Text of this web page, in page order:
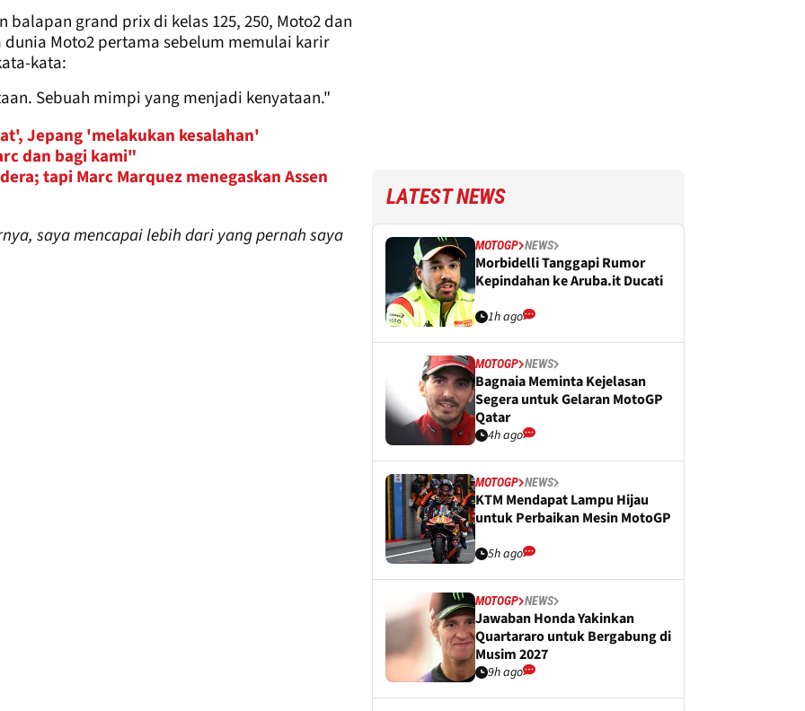
grand prix di kelas 125, 250, Moto2 dan
Moto2 pertama sebelum memulai karir
kata:
Sebuah mimpi yang menjadi kenyataan."
Jepang 'melakukan kesalahan'
dan bagi kami"
tapi Marc Marquez menegaskan Assen
saya mencapai lebih dari yang pernah saya
LATEST NEWS
MOTOGP NEWS
Morbidelli Tanggapi Rumor
Kepindahan ke Aruba.it Ducati
1h ago
MOTOGP NEWS
Bagnaia Meminta Kejelasan
Segera untuk Gelaran MotoGP
Qatar
4h ago
MOTOGP NEWS
KTM Mendapat Lampu Hijau
untuk Perbaikan Mesin MotoGP
5h ago
MOTOGP NEWS
Jawaban Honda Yakinkan
Quartararo untuk Bergabung di
Musim 2027
9h ago